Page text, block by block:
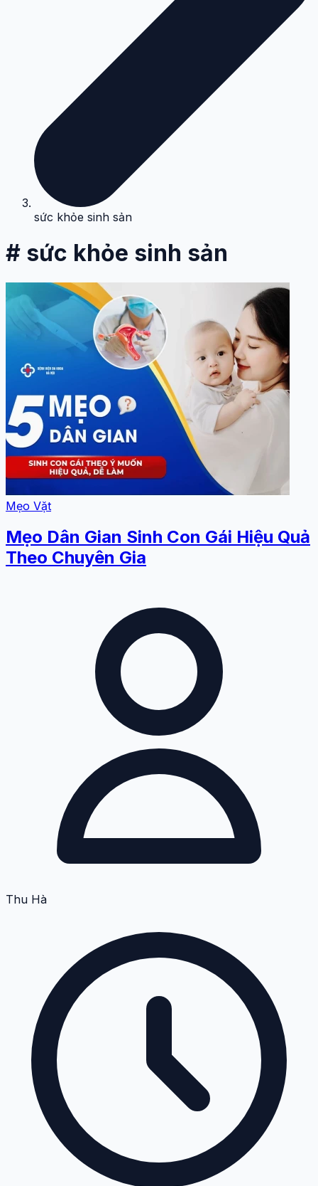
sức khỏe sinh sản
# sức khỏe sinh sản
Mẹo Vặt
Mẹo Dân Gian Sinh Con Gái Hiệu Quả
Theo Chuyên Gia
Thu Hà